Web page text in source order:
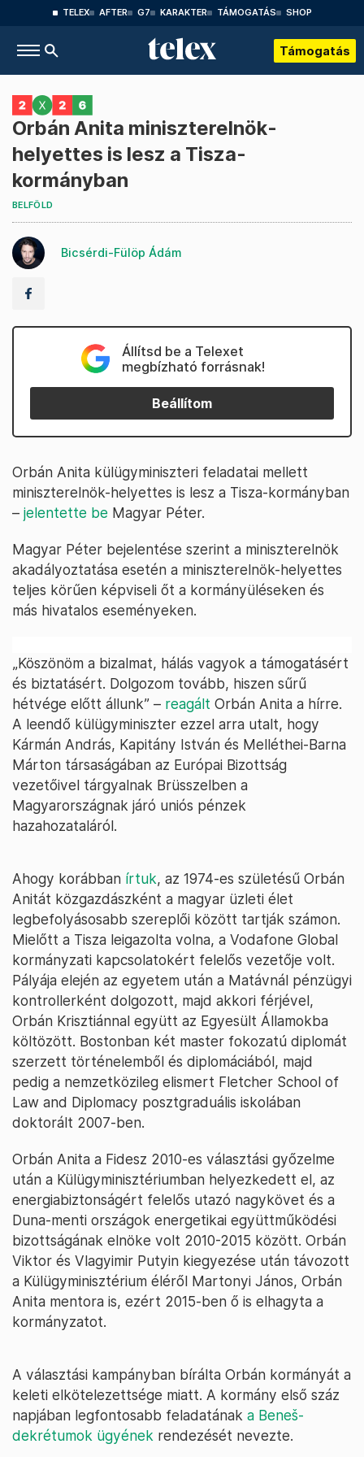
TELEX AFTER G7 KARAKTER TÁMOGATÁS SHOP
Támogatás
Orbán Anita miniszterelnök-
helyettes is lesz a Tisza-
kormányban
BELFÖLD
Bicsérdi-Fülöp Ádám
Állítsd be a Telexet
megbízható forrásnak!
Beállítom
Orbán Anita külügyminiszteri feladatai mellett
miniszterelnök-helyettes is lesz a Tisza-kormányban
– jelentette be Magyar Péter.
Magyar Péter bejelentése szerint a miniszterelnök
akadályoztatása esetén a miniszterelnök-helyettes
teljes körűen képviseli őt a kormányüléseken és
más hivatalos eseményeken.
„Köszönöm a bizalmat, hálás vagyok a támogatásért
és biztatásért. Dolgozom tovább, hiszen sűrű
hétvége előtt állunk” – reagált Orbán Anita a hírre.
A leendő külügyminiszter ezzel arra utalt, hogy
Kármán András, Kapitány István és Melléthei-Barna
Márton társaságában az Európai Bizottság
vezetőivel tárgyalnak Brüsszelben a
Magyarországnak járó uniós pénzek
hazahozataláról.
Ahogy korábban írtuk, az 1974-es születésű Orbán
Anitát közgazdászként a magyar üzleti élet
legbefolyásosabb szereplői között tartják számon.
Mielőtt a Tisza leigazolta volna, a Vodafone Global
kormányzati kapcsolatokért felelős vezetője volt.
Pályája elején az egyetem után a Matávnál pénzügyi
kontrollerként dolgozott, majd akkori férjével,
Orbán Krisztiánnal együtt az Egyesült Államokba
költözött. Bostonban két master fokozatú diplomát
szerzett történelemből és diplomáciából, majd
pedig a nemzetközileg elismert Fletcher School of
Law and Diplomacy posztgraduális iskolában
doktorált 2007-ben.
Orbán Anita a Fidesz 2010-es választási győzelme
után a Külügyminisztériumban helyezkedett el, az
energiabiztonságért felelős utazó nagykövet és a
Duna-menti országok energetikai együttműködési
bizottságának elnöke volt 2010-2015 között. Orbán
Viktor és Vlagyimir Putyin kiegyezése után távozott
a Külügyminisztérium éléről Martonyi János, Orbán
Anita mentora is, ezért 2015-ben ő is elhagyta a
kormányzatot.
A választási kampányban bírálta Orbán kormányát a
keleti elkötelezettsége miatt. A kormány első száz
napjában legfontosabb feladatának a Beneš-
dekrétumok ügyének rendezését nevezte.